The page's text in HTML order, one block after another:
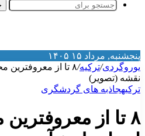
مرداد ۱۵ ۱۴۰۵
/ترکیه/ ۸ تا از معروفترین
(تصویر)
جاذبه‌ های گردشگری
۸ تا از معروفترین